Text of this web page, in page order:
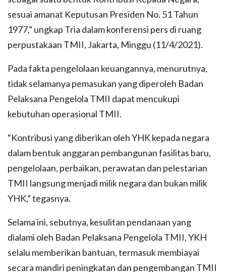
sesuai amanat Keputusan Presiden No. 51 Tahun
1977,” ungkap Tria dalam konferensi pers di ruang
perpustakaan TMII, Jakarta, Minggu (11/4/2021).
Pada fakta pengelolaan keuangannya, menurutnya,
tidak selamanya pemasukan yang diperoleh Badan
Pelaksana Pengelola TMII dapat mencukupi
kebutuhan operasional TMII.
“Kontribusi yang diberikan oleh YHK kepada negara
dalam bentuk anggaran pembangunan fasilitas baru,
pengelolaan, perbaikan, perawatan dan pelestarian
TMII langsung menjadi milik negara dan bukan milik
YHK,” tegasnya.
Selama ini, sebutnya, kesulitan pendanaan yang
dialami oleh Badan Pelaksana Pengelola TMII, YKH
selalu memberikan bantuan, termasuk membiayai
secara mandiri peningkatan dan pengembangan TMII